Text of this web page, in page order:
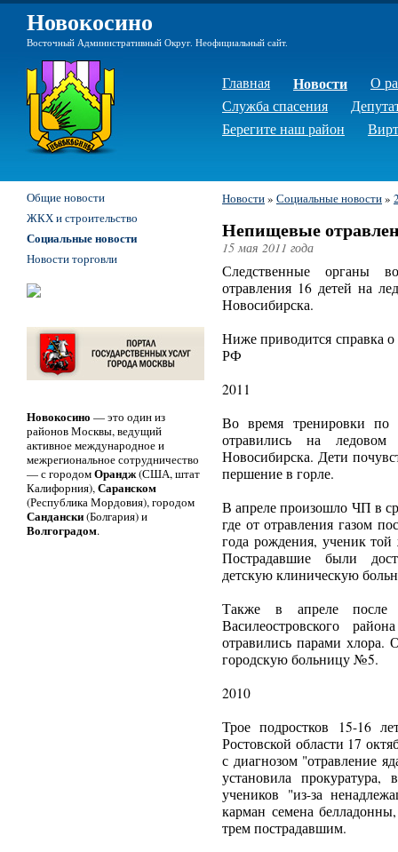
Новокосино
Восточный Административный Округ. Неофициальный сайт.
Главная Новости
О
Служба спасения
Берегите наш район
Новости» Социальные новости»
Непищевые
15 мая 2011 года
Следственные органы
отравления 16 детей на
Новосибирска.
Ниже приводится справка
РФ
2011
Во время тренировки
отравились на
Новосибирска. Дети
першение в горле.
В апреле произошло ЧП в
где от отравления газом
года рождения, ученик
Пострадавшие были
детскую клиническую
Также в апреле
Василеостровского
отравились парами хлора.
городскую больницу №5.
2010
Трое подростков 15-16
Ростовской области 17
с диагнозом "отравление
установила
учеников "из-за
карман семена
трем пострадавшим.
Общие новости
ЖКХ и строительство
Социальные новости
Новости торговли
Новокосино — это один из
районов Москвы, ведущий
активное международное и
межрегиональное сотрудничество
— с городомОрандж(США, штат
Калифорния),Саранском
(Республика Мордовия), городом
Сандански(Болгария) и
Волгоградом.